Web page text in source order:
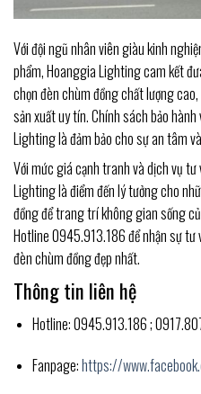
Với đội ngũ nhân viên giàu kinh
phẩm, Hoanggia Lighting cam kết
chọn đèn chùm đồng chất lượng
sản xuất uy tín. Chính sách bảo
Lighting là đảm bảo cho sự an tâm
Với mức giá cạnh tranh và dịch vụ
Lighting là điểm đến lý tưởng cho
đồng để trang trí không gian sống
Hotline 0945.913.186 để nhận sự tư
đèn chùm đồng đẹp nhất.
Thông tin liên hệ
Hotline: 0945.913.186 ;
Fanpage:https://